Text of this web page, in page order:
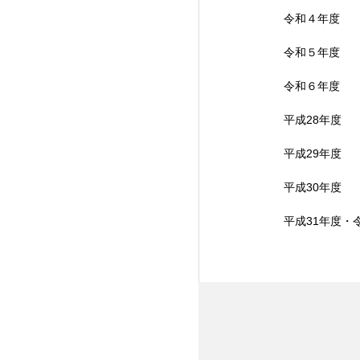
令和４年度
令和５年度
令和６年度
平成28年度
平成29年度
平成30年度
平成31年度・